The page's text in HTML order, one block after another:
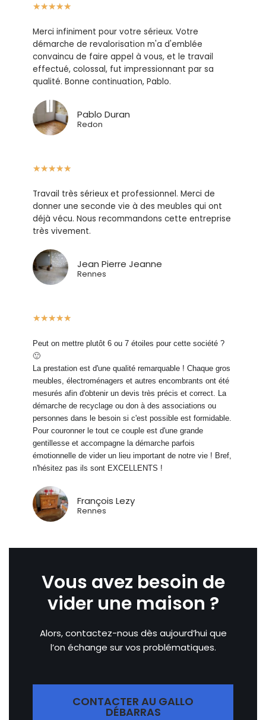
★★★★★
Merci infiniment pour votre sérieux. Votre
démarche de revalorisation m'a d'emblée
convaincu de faire appel à vous, et le travail
effectué, colossal, fut impressionnant par sa
qualité. Bonne continuation, Pablo.
Pablo Duran
Redon
★★★★★
Travail très sérieux et professionnel. Merci de
donner une seconde vie à des meubles qui ont
déjà vécu. Nous recommandons cette entreprise
très vivement.
Jean Pierre Jeanne
Rennes
★★★★★
Peut on mettre plutôt 6 ou 7 étoiles pour cette société ?
🙂
La prestation est d'une qualité remarquable ! Chaque gros
meubles, électroménagers et autres encombrants ont été
mesurés afin d'obtenir un devis très précis et correct. La
démarche de recyclage ou don à des associations ou
personnes dans le besoin si c'est possible est formidable.
Pour couronner le tout ce couple est d'une grande
gentillesse et accompagne la démarche parfois
émotionnelle de vider un lieu important de notre vie ! Bref,
n'hésitez pas ils sont EXCELLENTS !
François Lezy
Rennes
Vous avez besoin de
vider une maison ?
Alors, contactez-nous dès aujourd’hui que
l’on échange sur vos problématiques.
CONTACTER AU GALLO
DÉBARRAS